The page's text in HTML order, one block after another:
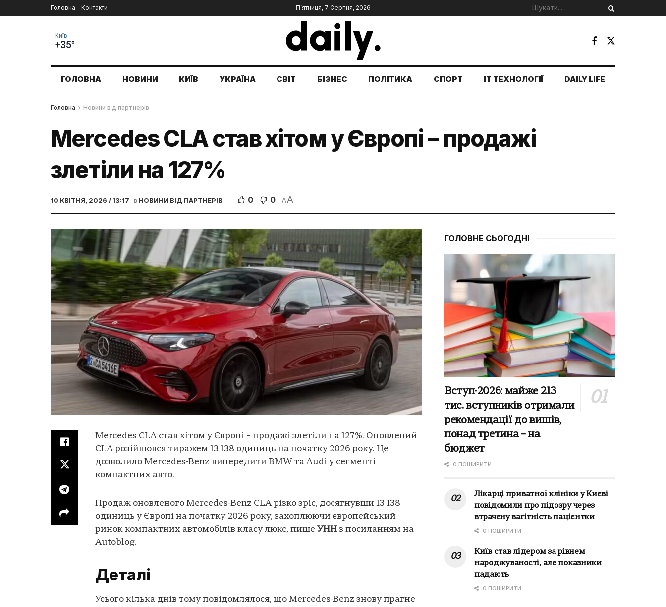
Головна Контакти П’ятниця, 7 Серпня, 2026
Київ
+35°
ГОЛОВНА НОВИНИ КИЇВ УКРАЇНА СВІТ БІЗНЕС ПОЛІТИКА СПОРТ IT ТЕХНОЛОГІЇ DAILY LIFE
Головна Новини від партнерів
Mercedes CLA став хітом у Європі – продажі
злетіли на 127%
10 КВІТНЯ, 2026 / 13:17 в НОВИНИ ВІД ПАРТНЕРІВ 0 0 AA
Mercedes CLA став хітом у Європі – продажі злетіли на 127%. Оновлений
CLA розійшовся тиражем 13 138 одиниць на початку 2026 року. Це
дозволило Mercedes-Benz випередити BMW та Audi у сегменті
компактних авто.
Продаж оновленого Mercedes-Benz CLA різко зріс, досягнувши 13 138
одиниць у Європі на початку 2026 року, захоплюючи європейський
ринок компактних автомобілів класу люкс, пише УНН з посиланням на
Autoblog.
Деталі
Усього кілька днів тому повідомлялося, що Mercedes-Benz знову прагне
ГОЛОВНЕ СЬОГОДНІ
Вступ-2026: майже 213
тис. вступників отримали
рекомендації до вишів,
понад третина – на
бюджет
0 ПОШИРИТИ
Лікарці приватної клініки у Києві
повідомили про підозру через
втрачену вагітність пацієнтки
0 ПОШИРИТИ
Київ став лідером за рівнем
народжуваності, але показники
падають
0 ПОШИРИТИ